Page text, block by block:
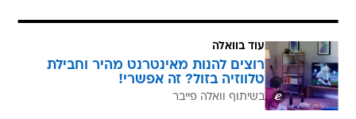
עוד בוואלה
רוצים להנות מאינטרנט מהיר וחבילת
טלווזיה בזול? זה אפשרי!
בשיתוף וואלה פייבר